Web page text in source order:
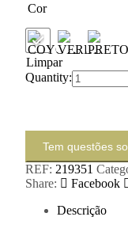
Cor
Limpar
Quantity:
Tem questões
REF: 219351
Share:
Facebook
Descrição